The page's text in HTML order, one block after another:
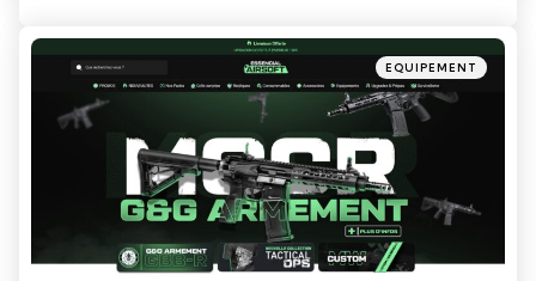
Posted
in
EQUIPEMENT